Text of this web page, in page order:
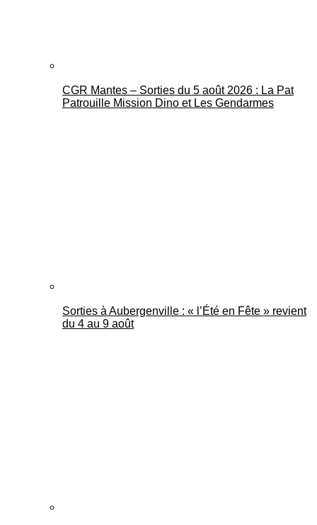
Mantes Actu
CGR Mantes – Sorties du 5 août 2026 : La Pat
Patrouille Mission Dino et Les Gendarmes
Sorties à Aubergenville : « l’Été en Fête » revient
du 4 au 9 août